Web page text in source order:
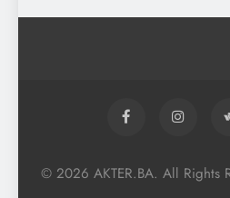
© 2026 AKTER.BA. All Rights